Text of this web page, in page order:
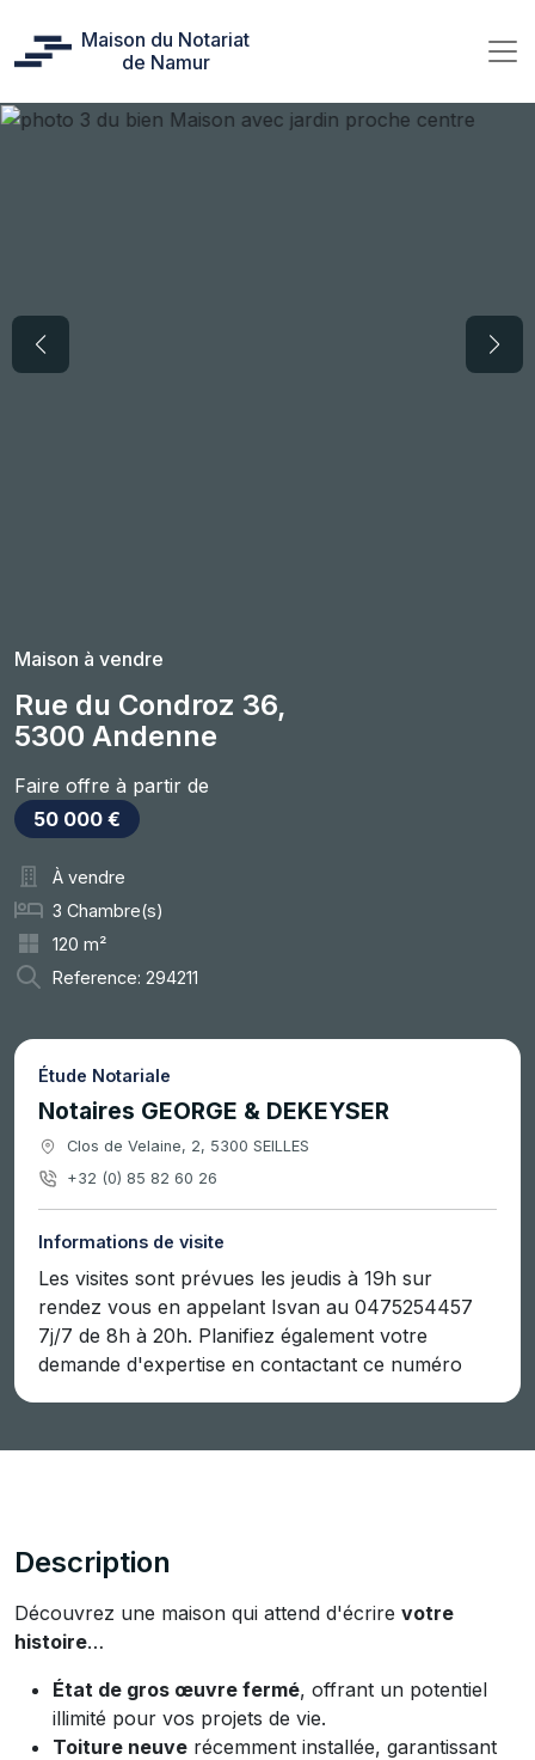
Maison du Notariat
de Namur
Maison à vendre
Rue du Condroz 36,
5300 Andenne
Faire offre à partir de
50 000 €
À vendre
3 Chambre(s)
120 m²
Reference: 294211
Étude Notariale
Notaires GEORGE & DEKEYSER
Clos de Velaine, 2, 5300 SEILLES
+32 (0) 85 82 60 26
Informations de visite
Les visites sont prévues les jeudis à 19h sur
rendez vous en appelant Isvan au 0475254457
7j/7 de 8h à 20h. Planifiez également votre
demande d'expertise en contactant ce numéro
Description
Découvrez une maison qui attend d'écrire votre
histoire…
État de gros œuvre fermé, offrant un potentiel
illimité pour vos projets de vie.
Toiture neuve récemment installée, garantissant